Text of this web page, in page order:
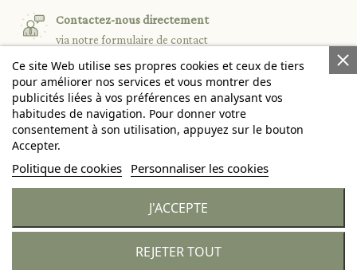
Contactez-nous directement
via notre formulaire de contact
PRODUITS
NOTRE SOCIÉTÉ
VOTRE COMPTE 
INFORMATIONS keyboard_arrow_down
Ce site Web utilise ses propres cookies et ceux de tiers
pour améliorer nos services et vous montrer des
publicités liées à vos préférences en analysant vos
habitudes de navigation. Pour donner votre
consentement à son utilisation, appuyez sur le bouton
Accepter.
Politique de cookies Personnaliser les cookies
REJETER TOUT
J'ACCEPTE